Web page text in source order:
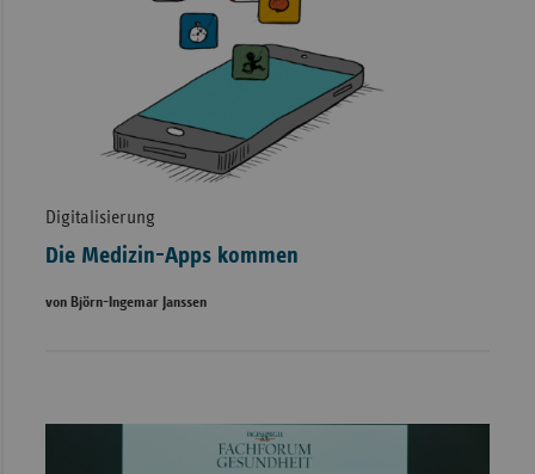
Digitalisierung
Die Medizin-Apps kommen
von Björn-Ingemar Janssen